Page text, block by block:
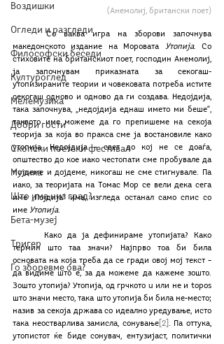
Воздишки
Огледи и разгледи
Философски беседи
Културоглед
Мелемузика
Добри гости
Скопски поетски фестивал
Музика
Што има низ град?
Бета-музеј
Тригер
Го зборевме ова?
(Анемолиј, британски поет)
	Со ваква игра на зборови започнува
македонското издание на Моровата Утопија. Со
стиховите на британскиот поет, господин Анемолиј,
ја започнувам приказната за секогаш-
утопизираните теории и човековата потреба истите
секогаш одново и одново да ги создава. Недојдија,
така започнува, „недојдија еднаш името ми беше“,
таквото име можеме да го препишеме на секоја
теорија за која во пракса сме ја востановиле како
утопија. Недојдија – свет до кој не се доаѓа,
општество до кое иако честопати сме пробувале да
појдеме и дојдеме, никогаш не сме стигнувале. Па
иако, за теоријата на Томас Мор се вели дека сега
име „Појдија“ има, изгледа останал само спис со
име Утопија.
термин што таа значи? Најпрво тоа би била
основата на која треба да се гради овој мој текст –
да видиме што е, за да можеме да кажеме зошто.
Зошто утопија? Утопија, од грчкото u или не и topos
што значи место, така што утопија би била не-место;
назив за секоја држава со идеално уредување, исто
така неостварлива замисла, сонување[2] . Па оттука,
утопистот ќе биде сонувач, ентузијаст, политички